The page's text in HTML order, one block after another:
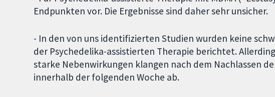
Endpunkten vor. Die Ergebnisse sind daher sehr unsicher.
- In den von uns identifizierten Studien wurden keine
der Psychedelika-assistierten Therapie berichtet.
starke Nebenwirkungen klangen nach dem Nachlassen
innerhalb der folgenden Woche ab.